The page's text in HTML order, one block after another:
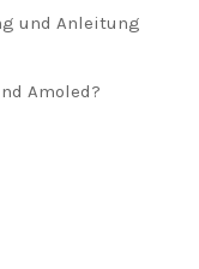
und Anleitung
Amoled?